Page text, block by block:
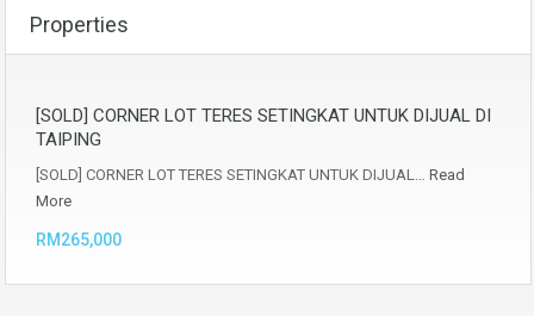
Properties
[SOLD] CORNER LOT TERES SETINGKAT UNTUK DIJUAL DI
TAIPING
[SOLD] CORNER LOT TERES SETINGKAT UNTUK DIJUAL… Read
More
RM265,000